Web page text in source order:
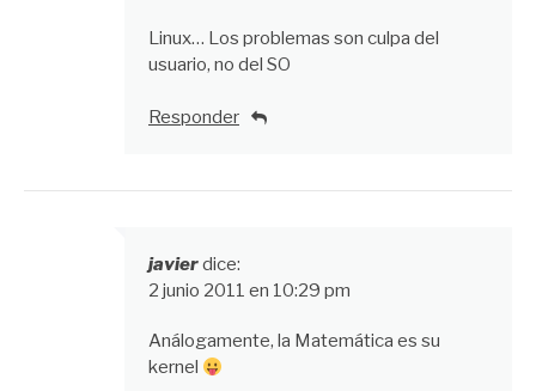
Linux… Los problemas son culpa del
usuario, no del SO
Responder
javierdice:
2 junio 2011 en 10:29 pm
Análogamente, la Matemática es su
kernel